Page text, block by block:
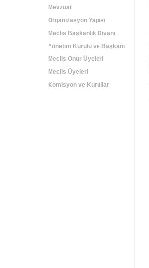
Mevzuat
Organizasyon Yapısı
Meclis Başkanlık Divanı
Yönetim Kurulu ve Başkanı
Meclis Onur Üyeleri
Meclis Üyeleri
Komisyon ve Kurullar